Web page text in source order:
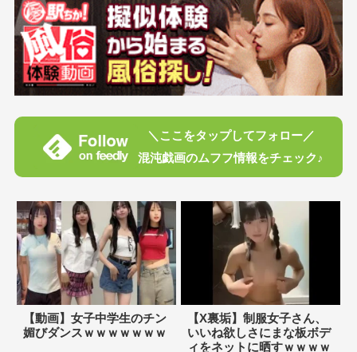
＼ここをタップしてフォロー／
混沌戯画のムフフ情報をチェック♪
【動画】女子中学生のチン
媚びダンスｗｗｗｗｗｗｗ
【X裏垢】制服女子さん、
いいね欲しさにまな板ボデ
ィをネットに晒すｗｗｗｗ